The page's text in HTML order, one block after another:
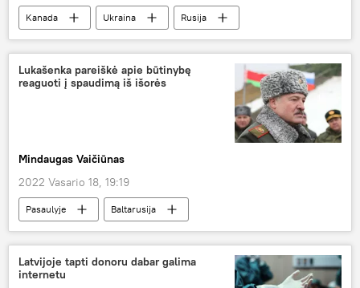
Kanada Ukraina
Rusija
NATO
JAV
Pasaulyje
Čekija
Lukašenka pareiškė apie būtinybę
reaguoti į spaudimą iš išorės
Mindaugas Vaičiūnas
2022 Vasario 18, 19:19
Pasaulyje
Baltarusija
Aleksandras Lukašenka
Rusija
Ukraina
Latvijoje tapti donoru dabar galima
internetu